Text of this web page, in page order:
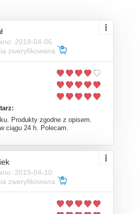
2019-04-06
zweryfikowana
Produkty zgodne z opisem.
ciągu 24 h. Polecam.
2019-04-10
zweryfikowana